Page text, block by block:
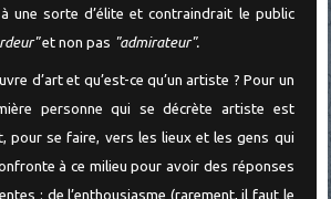
une sorte d’élite et contraindrait le public
et non pas "admirateur".
d’art et qu’est-ce qu’un artiste ? Pour un
personne qui se décrète artiste est
pour se faire, vers les lieux et les gens qui
à ce milieu pour avoir des réponses
: de l’enthousiasme (rarement, il faut le